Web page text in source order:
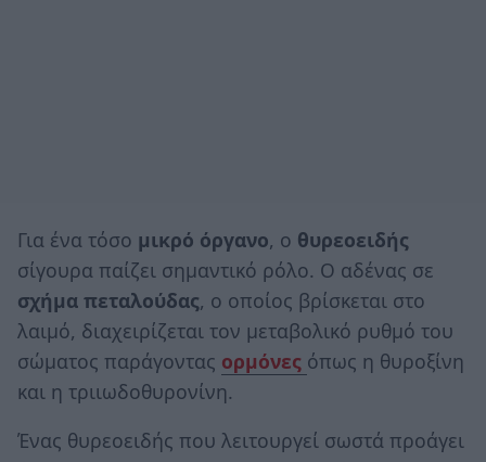
Για ένα τόσο μικρό όργανο, ο θυρεοειδής
σίγουρα παίζει σημαντικό ρόλο. Ο αδένας σε
σχήμα πεταλούδας, ο οποίος βρίσκεται στο
λαιμό, διαχειρίζεται τον μεταβολικό ρυθμό του
σώματος παράγοντας ορμόνες όπως η θυροξίνη
και η τριιωδοθυρονίνη.
Ένας θυρεοειδής που λειτουργεί σωστά προάγει